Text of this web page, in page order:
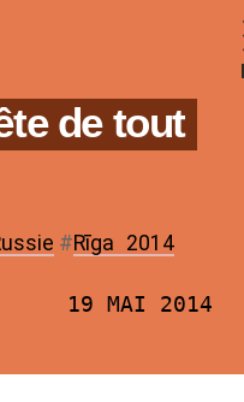
de tout
#Rīga 2014
19 MAI 2014